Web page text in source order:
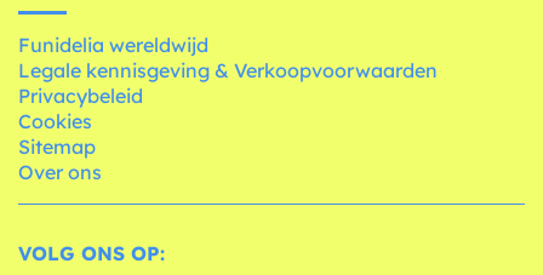
Funidelia wereldwijd
Legale kennisgeving & Verkoopvoorwaarden
Privacybeleid
Cookies
Sitemap
Over ons
VOLG ONS OP: